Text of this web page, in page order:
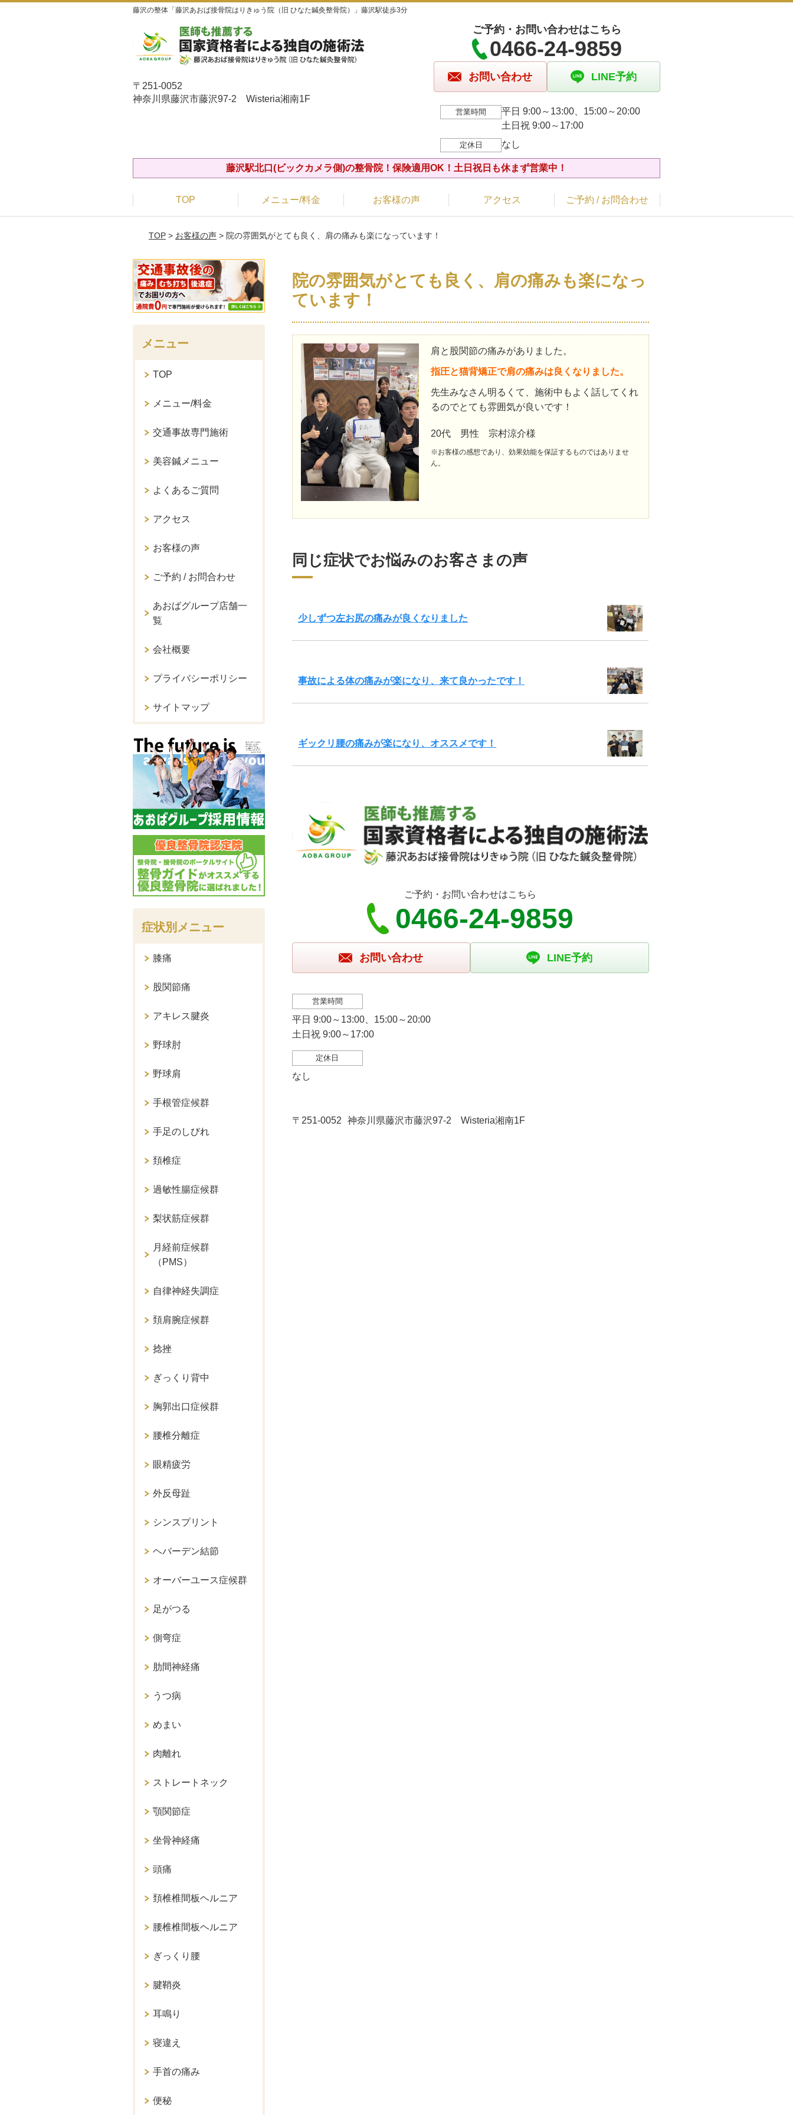
藤沢の整体「藤沢あおば接骨院はりきゅう院（旧 ひなた鍼灸整骨院）」藤沢駅徒歩3分
〒251-0052
神奈川県藤沢市藤沢97-2 Wisteria湘南1F
ご予約・お問い合わせはこちら
0466-24-9859
お問い合わせ LINE予約
営業時間
平日 9:00～13:00、15:00～20:00
土日祝 9:00～17:00
定休日 なし
藤沢駅北口(ビックカメラ側)の整骨院！保険適用OK！土日祝日も休まず営業中！
TOP メニュー/料金 お客様の声 アクセス ご予約 / お問合わせ
TOP> お客様の声> 院の雰囲気がとても良く、肩の痛みも楽になっています！
院の雰囲気がとても良く、肩の痛みも楽になっ
ています！
肩と股関節の痛みがありました。
指圧と猫背矯正で肩の痛みは良くなりました。
先生みなさん明るくて、施術中もよく話してくれ
るのでとても雰囲気が良いです！
20代 男性 宗村涼介様
※お客様の感想であり、効果効能を保証するものではありませ
ん。
同じ症状でお悩みのお客さまの声
少しずつ左お尻の痛みが良くなりました
事故による体の痛みが楽になり、来て良かったです！
ギックリ腰の痛みが楽になり、オススメです！
ご予約・お問い合わせはこちら
0466-24-9859
お問い合わせ LINE予約
営業時間
平日 9:00～13:00、15:00～20:00
土日祝 9:00～17:00
定休日
なし
〒251-0052 神奈川県藤沢市藤沢97-2 Wisteria湘南1F
メニュー
TOP
メニュー/料金
交通事故専門施術
美容鍼メニュー
よくあるご質問
アクセス
お客様の声
ご予約 / お問合わせ
あおばグループ店舗一
覧
会社概要
プライバシーポリシー
サイトマップ
症状別メニュー
膝痛
股関節痛
アキレス腱炎
野球肘
野球肩
手根管症候群
手足のしびれ
頚椎症
過敏性腸症候群
梨状筋症候群
月経前症候群
（PMS）
自律神経失調症
頚肩腕症候群
捻挫
ぎっくり背中
胸郭出口症候群
腰椎分離症
眼精疲労
外反母趾
シンスプリント
ヘバーデン結節
オーバーユース症候群
足がつる
側弯症
肋間神経痛
うつ病
めまい
肉離れ
ストレートネック
顎関節症
坐骨神経痛
頭痛
頚椎椎間板ヘルニア
腰椎椎間板ヘルニア
ぎっくり腰
腱鞘炎
耳鳴り
寝違え
手首の痛み
便秘